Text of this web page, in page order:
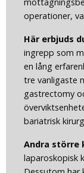
operationer,
Här erbjuds
ingrepp som
en lång
tre vanligaste
gastrectomy
bariatrisk
Andra större
laparoskopisk